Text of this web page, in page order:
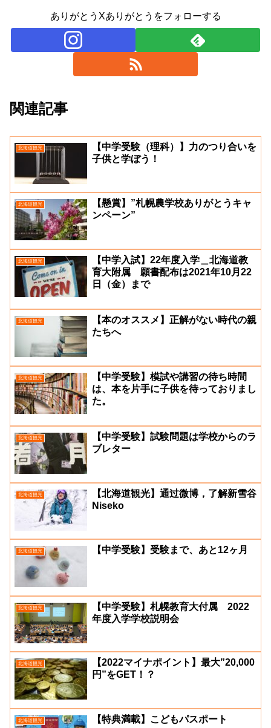
ありがとうXありがとうをフォローする
関連記事
北海道観光
【中学受験（理科）】力のつり合いを
子供と学ぼう！
北海道観光
【懸賞】”札幌農学校ありがとうキャ
ンペーン”
北海道観光
【中学入試】22年度入学＿北海道教
育大附属 願書配布は2021年10月22
日（金）まで
北海道観光
【本のオススメ】正解がない時代の親
たちへ
北海道観光
【中学受験】模試や講習の待ち時間
は、本を片手に子供を待っておりまし
た。
北海道観光
【中学受験】試験問題は学校からのラ
ブレター
北海道観光
【北海道観光】通过微博，了解新雪谷
Niseko
北海道観光 【中学受験】受験まで、あと12ヶ月
北海道観光
【中学受験】札幌教育大付属 2022
年度入学学校説明会
北海道観光
【2022マイナポイント】最大”20,000
円”をGET！？
北海道観光 【特典満載】こどもパスポート